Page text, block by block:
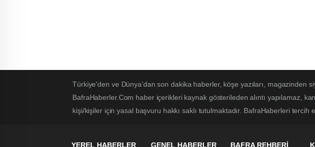
Türkiye'den ve Dünya’dan son dakika haberler, köşe yazıları, magazinden
BafraHaberler.Com haber içerikleri kaynak gösterileden alıntı yapılamaz,
kişi/kişiler için yasal başvuru hakkı saklı tutulmaktadır. BafraHaberleri tercih
YEREL HABERLER GENEL HABERLER BAFRA REHBERİ